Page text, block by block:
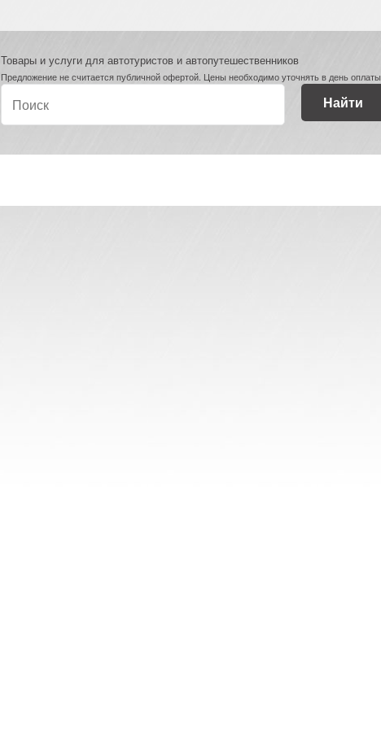
Товары и услуги для автотуристов и автопутешественников
Предложение не считается публичной офертой. Цены необходимо уточнять в день оплаты
Найти